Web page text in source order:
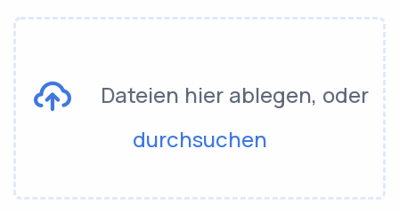
Dateien hier ablegen, oder
durchsuchen